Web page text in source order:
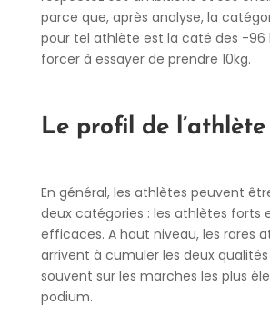
parce que, après analyse, la
pour tel athlète est la caté des -96
forcer à essayer de prendre 10kg.
Le profil de l’athlète
En général, les athlètes peuvent
deux catégories : les athlètes forts
efficaces. A haut niveau, les rares
arrivent à cumuler les deux
souvent sur les marches les plus
podium.